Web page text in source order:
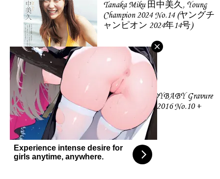
Experience intense desire for
girls anytime, anywhere.
Tanaka Miku 田中美久, Young
Champion 2024 No.14 (ヤングチ
ャンピオン 2024年14号)
Kaneko Rie LADYBABY Gravure
Weekly Playboy 2016 No.10 +
2015 No.52.